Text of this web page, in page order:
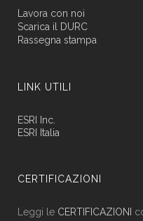
Lavora con noi
Scarica il DURC
Rassegna stampa
LINK UTILI
ESRI Inc.
ESRI Italia
CERTIFICAZIONI
Leggi le CERTIFICAZIONI